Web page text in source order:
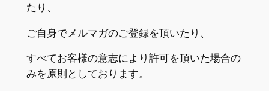
たり、
ご自身でメルマガのご登録を頂いたり、
すべてお客様の意志により許可を頂いた場合の
みを原則としております。